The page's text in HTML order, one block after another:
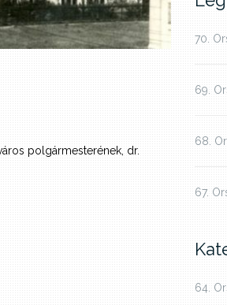
polgármesterének, dr.
70.
69.
68.
67.
64.